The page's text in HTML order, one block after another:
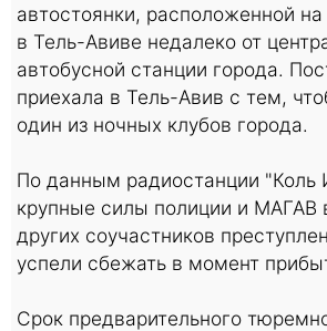
автостоянки, расположенной
в Тель-Авиве недалеко от
автобусной станции города.
приехала в Тель-Авив с тем,
один из ночных клубов города.
По данным радиостанции "Коль
крупные силы полиции и МАГАВ
других соучастников
успели сбежать в момент
Срок предварительного